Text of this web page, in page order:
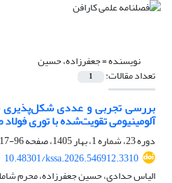
نویسنده =جعفرزاده، حسین
تعداد مقالات: 1
بررسی تجربی و عددی
آلومینیومی تقویت‌شده با توری فولاد
دوره 23، شماره 1، بهار 1405، صفحه
96-117
10.48301/kssa.2026.546912.3310
الیاس حدادی، حسین جعفرزاده، محرم